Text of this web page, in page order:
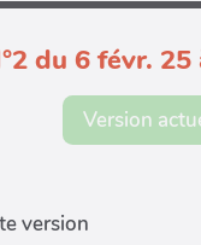
du 6 févr.
Version
version